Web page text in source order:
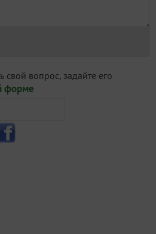
свой вопрос, задайте его
форме